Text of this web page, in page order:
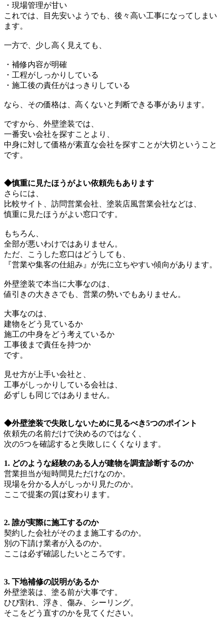
・現場管理が甘い
これでは、目先安いようでも、後々高い工事になってしまい
ます。
一方で、少し高く見えても、
・補修内容が明確
・工程がしっかりしている
・施工後の責任がはっきりしている
なら、その価格は、高くないと判断できる事があります。
ですから、外壁塗装では、
一番安い会社を探すことより、
中身に対して価格が素直な会社を探すことが大切ということ
です。
◆慎重に見たほうがよい依頼先もあります
さらには、
比較サイト、訪問営業会社、塗装店風営業会社などは、
慎重に見たほうがよい窓口です。
もちろん、
全部が悪いわけではありません。
ただ、こうした窓口はどうしても、
『営業や集客の仕組み』が先に立ちやすい傾向があります。
外壁塗装で本当に大事なのは、
値引きの大きさでも、営業の勢いでもありません。
大事なのは、
建物をどう見ているか
施工の中身をどう考えているか
工事後まで責任を持つか
です。
見せ方が上手い会社と、
工事がしっかりしている会社は、
必ずしも同じではありません。
◆外壁塗装で失敗しないために見るべき5つのポイント
依頼先の名前だけで決めるのではなく、
次の5つを確認すると失敗しにくくなります。
1. どのような経験のある人が建物を調査診断するのか
営業担当が短時間見ただけなのか。
現場を分かる人がしっかり見たのか。
ここで提案の質は変わります。
2. 誰が実際に施工するのか
契約した会社がそのまま施工するのか。
別の下請け業者が入るのか。
ここは必ず確認したいところです。
3. 下地補修の説明があるか
外壁塗装は、塗る前が大事です。
ひび割れ、浮き、傷み、シーリング。
そこをどう直すのかを見てください。